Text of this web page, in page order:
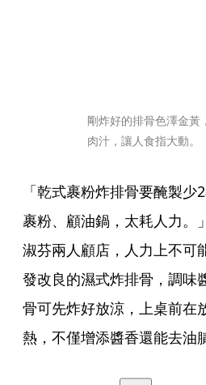
剛炸好的排骨色澤金黃
肉汁，讓人食指大動。
「乾式裹粉炸排骨要醃製
裹粉、顧油鍋，太耗人力。
淑芬兩人顧店，人力上不可
發改良的濕式炸排骨，調味
骨可先炸好放涼，上桌前在
熱，不僅增添醬香還能去油